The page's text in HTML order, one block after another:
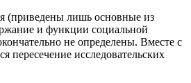
(приведены лишь основные из
и функции социальной
не определены. Вместе с
пересечение исследовательских